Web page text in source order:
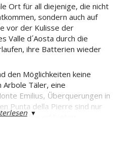
Ort für all diejenige, die nicht
sondern auch auf
vor der Kulisse der
Valle d´Aosta durch die
ihre Batterien wieder
den Möglichkeiten keine
Täler, eine
Emilius, Überquerungen in
Punta della Pierre sind nur
Naturfreund bieten.
▾